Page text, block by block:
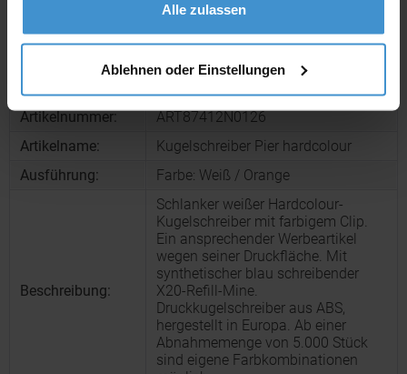
Alle zulassen
Ablehnen oder Einstellungen
Muster bestellen
Artikelnummer:
ART87412N0126
Artikelname:
Kugelschreiber Pier hardcolour
Ausführung:
Farbe: Weiß / Orange
Beschreibung:
Schlanker weißer Hardcolour-
Kugelschreiber mit farbigem Clip.
Ein ansprechender Werbeartikel
wegen seiner Druckfläche. Mit
synthetischer blau schreibender
X20-Refill-Mine.
Druckkugelschreiber aus ABS,
hergestellt in Europa. Ab einer
Abnahmemenge von 5.000 Stück
sind eigene Farbkombinationen